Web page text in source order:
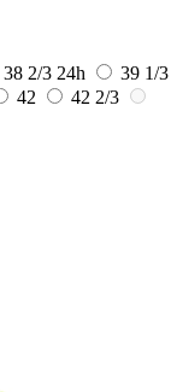
38 2/3 24h
39 1/3
42
42 2/3